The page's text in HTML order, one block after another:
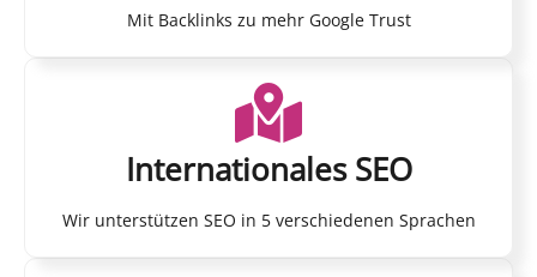
Mit Backlinks zu mehr Google Trust
Internationales SEO
Wir unterstützen SEO in 5 verschiedenen Sprachen